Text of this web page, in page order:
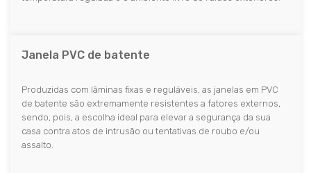
Janela PVC de batente
Produzidas com lâminas fixas e reguláveis, as janelas em PVC
de batente são extremamente resistentes a fatores externos,
sendo, pois, a escolha ideal para elevar a segurança da sua
casa contra atos de intrusão ou tentativas de roubo e/ou
assalto.